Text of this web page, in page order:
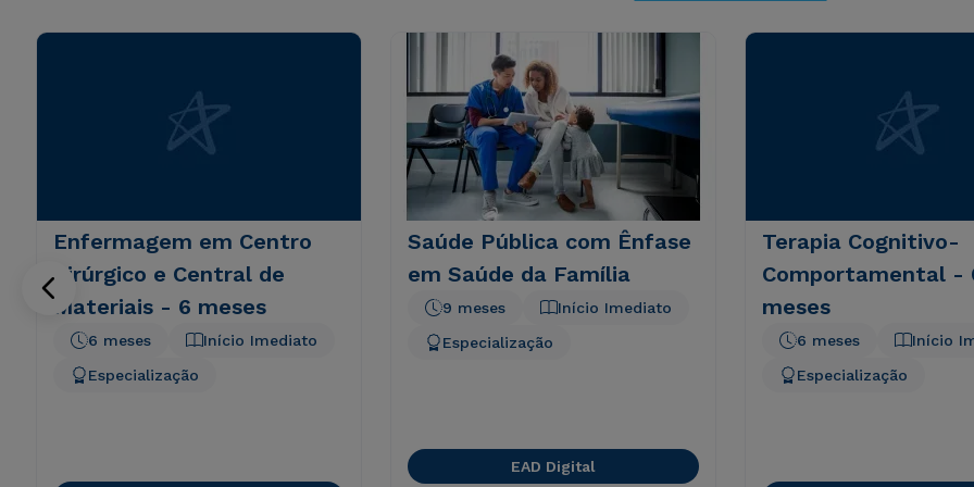
Enfermagem em Centro
Cirúrgico e Central de
Materiais - 6 meses
Início Imediato
6 meses
Especialização
Saúde Pública com Ênfase
em Saúde da Família
Início Imediato
9 meses
Especialização
EAD Digital
Terapia Cognitivo-
Comportamental -
meses
Início
6 meses
Especialização